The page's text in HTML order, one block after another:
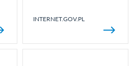
INTERNET.GOV.PL